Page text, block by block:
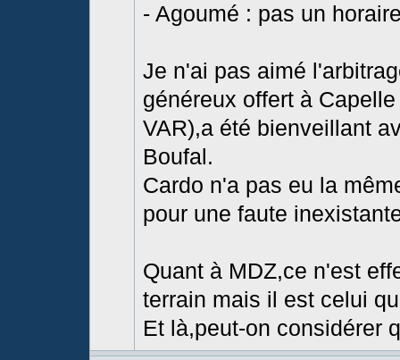
- Agoumé : pas un
Je n'ai pas aimé
généreux offert à
VAR),a été bienveillant
Boufal.
Cardo n'a pas eu la
pour une faute
Quant à MDZ,ce n'est
terrain mais il est celui
Et là,peut-on considérer